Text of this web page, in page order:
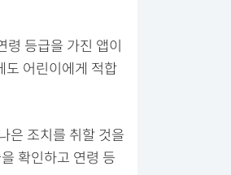
등급을 가진 앱이
도 어린이에게 적합
은 조치를 취할 것을
확인하고 연령 등